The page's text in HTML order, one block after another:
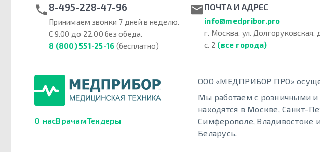
8-495-228-47-96
Принимаем звонки 7 дней в неделю.
С 9.00 до 22.00 без обеда.
8 (800) 551-25-16 (бесплатно)
ПОЧТА И АДРЕС
info@medpribor.pro
г. Москва, ул. Долгоруковская,
с. 2 (все города)
О насВрачамТендеры
ООО «МЕДПРИБОР ПРО»
Мы работаем с розничными
находятся в Москве, Санкт-
Симферополе, Владивостоке
Беларусь.